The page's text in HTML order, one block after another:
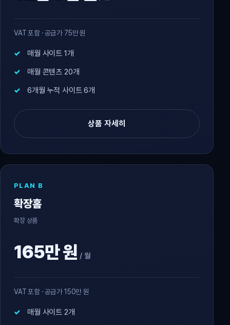
VAT 포함 · 공급가 75만 원
매월 사이트 1개
매월 콘텐츠 20개
6개월 누적 사이트 6개
상품 자세히
PLAN B
확장홈
확장 상품
165만 원 / 월
VAT 포함 · 공급가 150만 원
매월 사이트 2개